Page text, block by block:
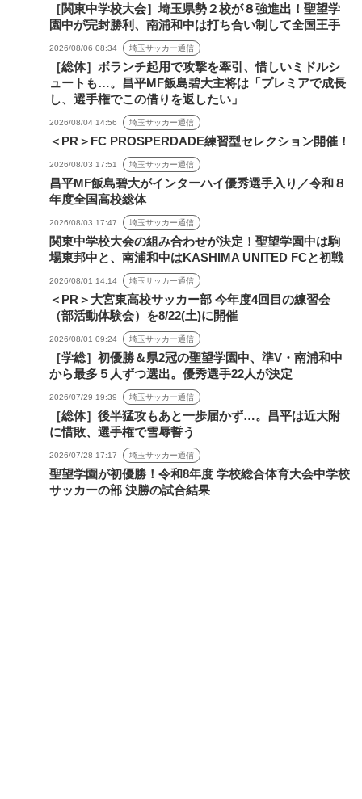
［関東中学校大会］埼玉県勢２校が８強進出！聖望学
園中が完封勝利、南浦和中は打ち合い制して全国王手
2026/08/06 08:34 埼玉サッカー通信
［総体］ボランチ起用で攻撃を牽引、惜しいミドルシ
ュートも…。昌平MF飯島碧大主将は「プレミアで成長
し、選手権でこの借りを返したい」
2026/08/04 14:56 埼玉サッカー通信
＜PR＞FC PROSPERDADE練習型セレクション開催！
2026/08/03 17:51 埼玉サッカー通信
昌平MF飯島碧大がインターハイ優秀選手入り／令和８
年度全国高校総体
2026/08/03 17:47 埼玉サッカー通信
関東中学校大会の組み合わせが決定！聖望学園中は駒
場東邦中と、南浦和中はKASHIMA UNITED FCと初戦
2026/08/01 14:14 埼玉サッカー通信
＜PR＞大宮東高校サッカー部 今年度4回目の練習会
（部活動体験会）を8/22(土)に開催
2026/08/01 09:24 埼玉サッカー通信
［学総］初優勝＆県2冠の聖望学園中、準V・南浦和中
から最多５人ずつ選出。優秀選手22人が決定
2026/07/29 19:39 埼玉サッカー通信
［総体］後半猛攻もあと一歩届かず…。昌平は近大附
に惜敗、選手権で雪辱誓う
2026/07/28 17:17 埼玉サッカー通信
聖望学園が初優勝！令和8年度 学校総合体育大会中学校
サッカーの部 決勝の試合結果